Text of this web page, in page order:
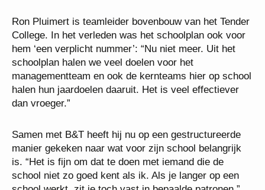
Ron Pluimert is teamleider bovenbouw van het Tender
College. In het verleden was het schoolplan ook voor
hem ‘een verplicht nummer’: “Nu niet meer. Uit het
schoolplan halen we veel doelen voor het
managementteam en ook de kernteams hier op school
halen hun jaardoelen daaruit. Het is veel effectiever
dan vroeger.”
Samen met B&T heeft hij nu op een gestructureerde
manier gekeken naar wat voor zijn school belangrijk
is. “Het is fijn om dat te doen met iemand die de
school niet zo goed kent als ik. Als je langer op een